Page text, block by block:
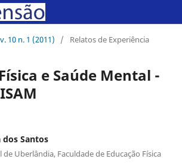
v. 10 n. 1 (2011) / Relatos de Experiência
e Saúde Mental -
dos Santos
Uberlândia, Faculdade de Educação Física